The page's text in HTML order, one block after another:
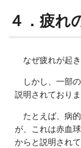
４．疲れ
なぜ疲れが起き
しかし、一部の
説明されておりま
たとえば、病的
が、これは赤血
からと説明され